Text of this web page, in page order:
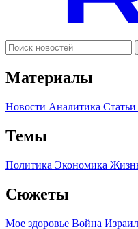
Материалы
Новости Аналитика Статьи
Темы
Политика Экономика
Сюжеты
Мое здоровье Война